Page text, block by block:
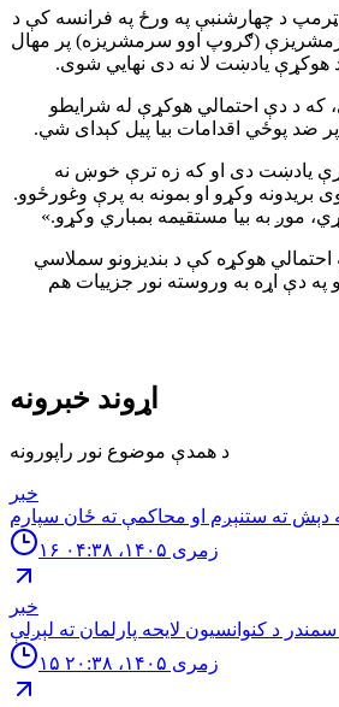
ټرمپ د چهارشنبې په ورځ په فرانسه کې د
(ګروپ اوو سرمشریزه) پر مهال
هوکړې یادښت لا نه دی نهايي شوی.
که د دې احتمالي هوکړې له شرایطو
ضد پوځي اقدامات بیا پیل کېدای شي.
یادښت دی او که زه ترې خوښ نه
بریدونه وکړو او بمونه به پرې وغورځوو.
موږ به بیا مستقیمه بمباري وکړو.»
هوکړه کې د بندیزونو سملاسي
دې اړه به وروسته نور جزییات هم
اړوند خبرونه
د همدې موضوع نور راپورونه
خبر
۱۶ زمری ۱۴۰۵، ۰۴:۳۸
خبر
۱۵ زمری ۱۴۰۵، ۲۰:۳۸